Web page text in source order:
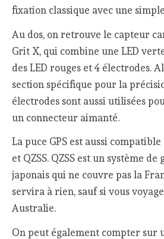
fixation classique avec une
Au dos, on retrouve le capteur
Grit X, qui combine une LED
des LED rouges et 4 électrodes.
section spécifique pour la
électrodes sont aussi utilisées
un connecteur aimanté.
La puce GPS est aussi compatible
et QZSS. QZSS est un système
japonais qui ne couvre pas la
servira à rien, sauf si vous
Australie.
On peut également compter sur